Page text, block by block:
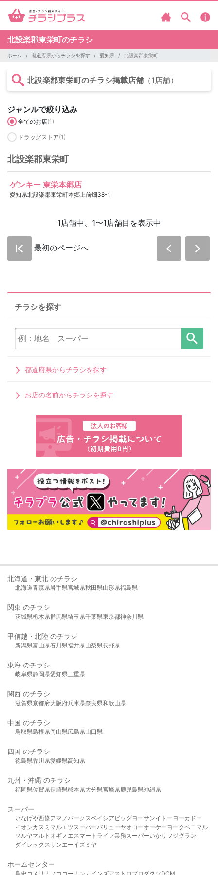
北設楽郡東栄町のチラシ
ホーム 都道府県からチラシを探す 愛知県 北設楽郡東栄町
北設楽郡東栄町のチラシ掲載店舗 （1店舗）
ジャンルで絞り込み
全てのお店(1)
ドラッグストア(1)
北設楽郡東栄町
ゲンキー 東栄本郷店
愛知県北設楽郡東栄町本郷上前畑38-1
1店舗中、1〜1店舗目を表示中
最初のページへ
チラシを探す
都道府県からチラシを探す
お店の名前からチラシを探す
北海道・東北 のチラシ
北海道青森県岩手県宮城県秋田県山形県福島県
関東 のチラシ
茨城県栃木県群馬県埼玉県千葉県東京都神奈川県
甲信越・北陸 のチラシ
新潟県富山県石川県福井県山梨県長野県
東海 のチラシ
岐阜県静岡県愛知県三重県
関西 のチラシ
滋賀県京都府大阪府兵庫県奈良県和歌山県
中国 のチラシ
鳥取県島根県岡山県広島県山口県
四国 のチラシ
徳島県香川県愛媛県高知県
九州・沖縄 のチラシ
福岡県佐賀県長崎県熊本県大分県宮崎県鹿児島県沖縄県
スーパー
いなげや西條アマノパークスベイシア ビッグヨーサンイトーヨーカドー
イオンカスミ マルエツスーパーバリューヤオコーオーケー ヨークベニマル
ツルヤマルト オギノ エスマート ライフ業務スーパーいかり フジグラン
ダイレックスサンエーイズミヤ
ホームセンター
島忠 コメリ ナフコ コーナンカインズアストロプロダクツDCM